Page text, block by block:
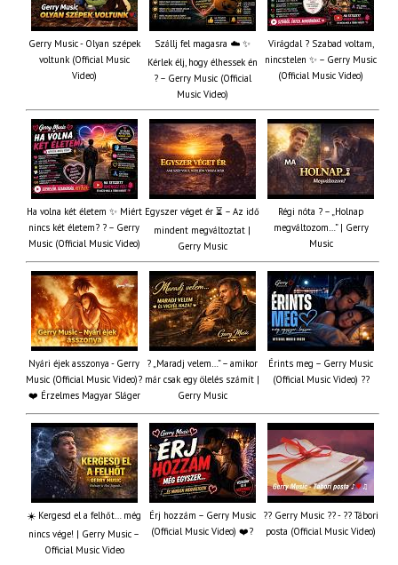
Gerry Music - Olyan szépek
voltunk (Official Music
Video)
Szállj fel magasra ☁️ ✨
Kérlek élj, hogy élhessek én
? – Gerry Music (Official
Music Video)
Virágdal ? Szabad voltam,
nincstelen ✨ – Gerry Music
(Official Music Video)
Ha volna két életem ✨ Miért
nincs két életem? ? – Gerry
Music (Official Music Video)
Egyszer véget ér ⏳ – Az idő
mindent megváltoztat |
Gerry Music
Régi nóta ? – „Holnap
megváltozom…” | Gerry
Music
Nyári éjek asszonya - Gerry
Music (Official Music Video)?
❤️ Érzelmes Magyar Sláger
? „Maradj velem…” – amikor
már csak egy ölelés számít |
Gerry Music
Érints meg – Gerry Music
(Official Music Video) ??
☀️ Kergesd el a felhőt… még
nincs vége! | Gerry Music –
Official Music Video
Érj hozzám – Gerry Music
(Official Music Video) ❤️?
?? Gerry Music ?? - ?? Tábori
posta (Official Music Video)